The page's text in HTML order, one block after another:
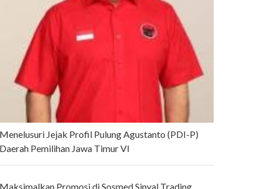
Jejak Profil Pulung Agustanto (PDI-P)
Pemilihan Jawa Timur VI
Promosi di Sosmed Sinyal Trading